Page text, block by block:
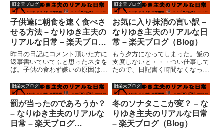
割に、日記ネタが思いつかない穂
高です。失業をテーマに始めた日
記なのに、悲惨さの演出が苦手な
ため、ベビーフェースになり切
れ...
で預かってもらったからといっ
て、今回はそれほど悪くなったと
いう印象はありません。ある意
味、子供は個々の度合いは違うか
もし...
旧楽天ブログ
子供達に朝食を速く食べさ
せる方法 – なりゆき主夫の
リアルな日常 – 楽天ブログ
（Blog）
昨日の日記にコメント頂いた方に
返事書いていてふと思ったネタを
ば。子供の食わず嫌いの原因は、
これだけ書けば、察しのいい方は
解るでしょう。(^_^;)ようやく、
これを書くことが出来て、とても
スッキリした気分だ。いま...
旧楽天ブログ
お気に入り抹消の言い訳 –
なりゆき主夫のリアルな日
常 – 楽天ブログ（Blog）
もう夕方になってしまった。飯の
支度しないと・・・つい仕事して
たので、日記書く時間なくなって
からんが・・・）昨日は千影さん
のブログ「継母倶楽部」お台場さ
んのブログ「王様の耳はロバの
耳」について書いていたんだけ
ど、...
旧楽天ブログ
罰が当ったのであろうか？
– なりゆき主夫のリアルな
日常 – 楽天ブログ
旧楽天ブログ
冬のソナタここが変？ – な
りゆき主夫のリアルな日常
– 楽天ブログ（Blog）